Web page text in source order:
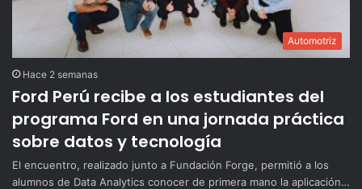
Automotriz
Hace 2 semanas
Ford Perú recibe a los estudiantes del
programa Ford en una jornada práctica
sobre datos y tecnología
El encuentro, realizado junto a Fundación Forge, permitió a los
alumnos de Data Analytics conocer de primera mano la aplicación…